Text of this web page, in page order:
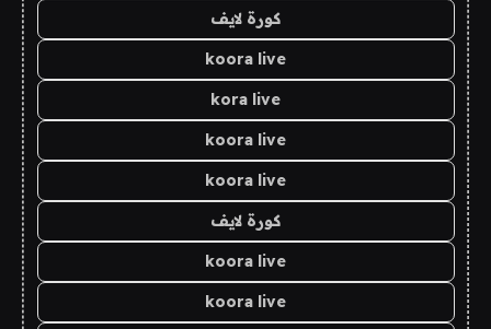
كورة لايف
koora live
kora live
koora live
koora live
كورة لايف
koora live
koora live